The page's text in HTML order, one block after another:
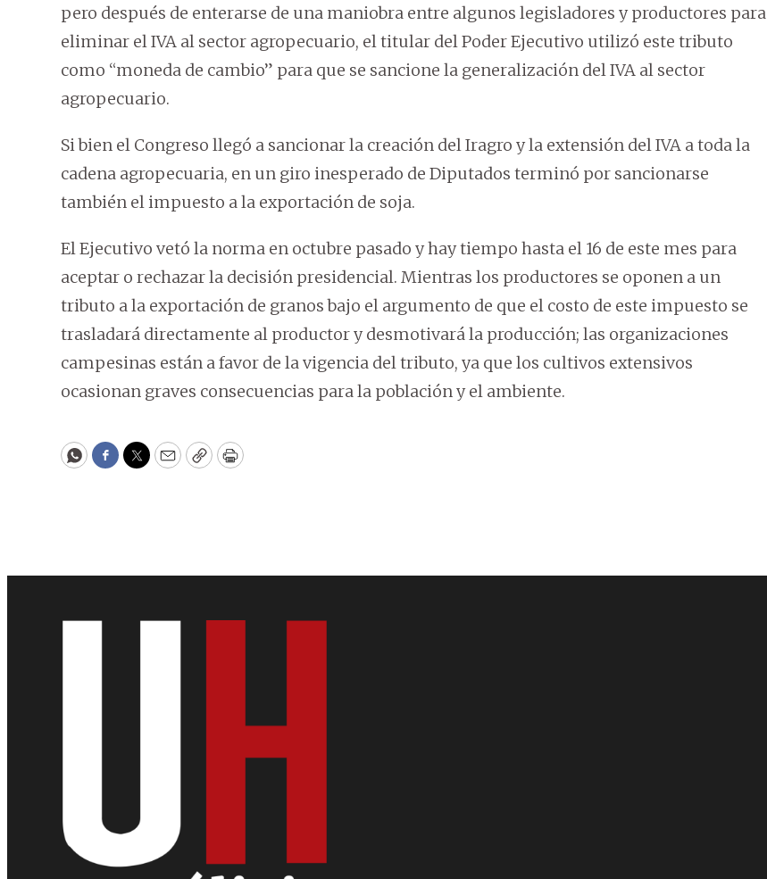
pero después de enterarse de una maniobra entre algunos legisladores y productores para
eliminar el IVA al sector agropecuario, el titular del Poder Ejecutivo utilizó este tributo
como “moneda de cambio” para que se sancione la generalización del IVA al sector
agropecuario.
Si bien el Congreso llegó a sancionar la creación del Iragro y la extensión del IVA a toda la
cadena agropecuaria, en un giro inesperado de Diputados terminó por sancionarse
también el impuesto a la exportación de soja.
El Ejecutivo vetó la norma en octubre pasado y hay tiempo hasta el 16 de este mes para
aceptar o rechazar la decisión presidencial. Mientras los productores se oponen a un
tributo a la exportación de granos bajo el argumento de que el costo de este impuesto se
trasladará directamente al productor y desmotivará la producción; las organizaciones
campesinas están a favor de la vigencia del tributo, ya que los cultivos extensivos
ocasionan graves consecuencias para la población y el ambiente.
WhatsApp
Facebook
Twitter
EmailCopyPrint